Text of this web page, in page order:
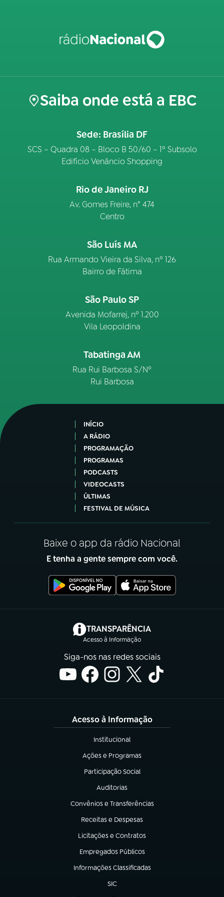
Saiba onde está a EBC
Sede: Brasília DF
SCS – Quadra 08 – Bloco B 50/60 – 1º Subsolo
Edifício Venâncio Shopping
Rio de Janeiro RJ
Av. Gomes Freire, n° 474
Centro
São Luís MA
Rua Armando Vieira da Silva, nº 126
Bairro de Fátima
São Paulo SP
Avenida Mofarrej, nº 1.200
Vila Leopoldina
Tabatinga AM
Rua Rui Barbosa S/Nº
Rui Barbosa
INÍCIO
A RÁDIO
PROGRAMAÇÃO
PROGRAMAS
PODCASTS
VIDEOCASTS
ÚLTIMAS
FESTIVAL DE MÚSICA
Baixe o app da rádio Nacional
E tenha a gente sempre com você.
TRANSPARÊNCIA
Acesso à Informação
(abre em nova aba)
Siga-nos nas redes sociais
Acesso à Informação
Institucional
(abre em nova aba)
Ações e Programas
(abre em nova aba)
Participação Social
(abre em nova aba)
Auditorias
(abre em nova aba)
Convênios e Transferências
(abre em nova aba)
Receitas e Despesas
(abre em nova aba)
Licitações e Contratos
(abre em nova aba)
Empregados Públicos
(abre em nova aba)
Informações Classificadas
(abre em nova aba)
SIC
(abre em nova aba)